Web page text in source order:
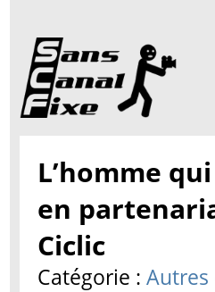
L’homme
en
Ciclic
Catégorie : Autres